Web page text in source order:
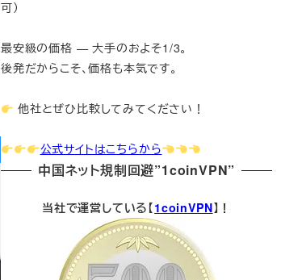
可）
最安級の価格 — 大手のおよそ1/3。
後発だからこそ、価格も本気です。
他社とぜひ比較してみてください！
公式サイトはこちらから
中国ネット規制回避”1coinVPN”
当社で運営している【1coinVPN】！